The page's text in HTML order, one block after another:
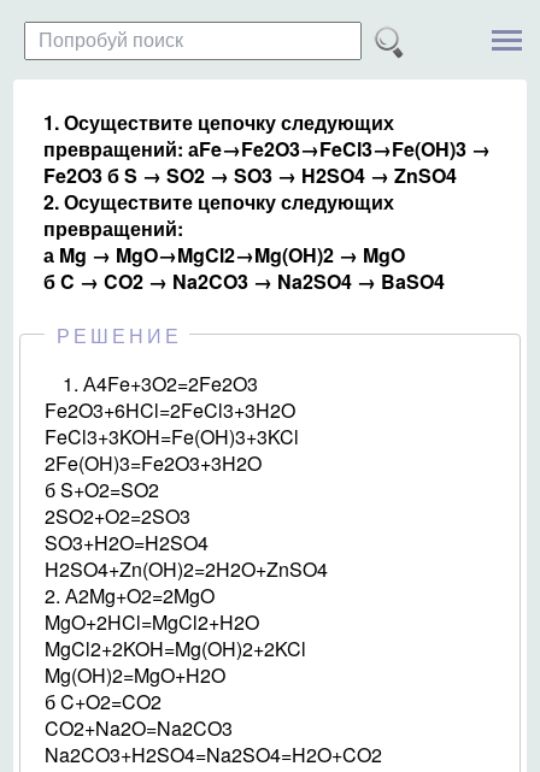
1. Осуществите цепочку следующих
превращений: аFe→Fe2O3→FeCl3→Fe(OH)3 →
Fe2O3 б S → SO2 → SO3 → H2SO4 → ZnSO4
2. Осуществите цепочку следующих
превращений:
а Mg → MgO→MgCl2→Mg(OH)2 → MgO
б C → CO2 → Na2CO3 → Na2SO4 → BaSO4
РЕШЕНИЕ
1. А4Fe+3O2=2Fe2O3
Fe2O3+6HCl=2FeCl3+3H2O
FeCl3+3KOH=Fe(OH)3+3KCl
2Fe(OH)3=Fe2O3+3H2O
б S+O2=SO2
2SO2+O2=2SO3
SO3+H2O=H2SO4
H2SO4+Zn(OH)2=2H2O+ZnSO4
2. А2Mg+O2=2MgO
MgO+2HCl=MgCl2+H2O
MgCl2+2KOH=Mg(OH)2+2KCl
Mg(OH)2=MgO+H2O
б C+O2=CO2
CO2+Na2O=Na2CO3
Na2CO3+H2SO4=Na2SO4=H2O+CO2